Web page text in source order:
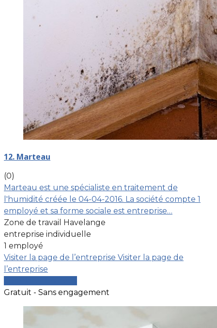
12. Marteau
(0)
Marteau est une spécialiste en traitement de
l'humidité créée le 04-04-2016. La société compte 1
employé et sa forme sociale est entreprise…
Zone de travail Havelange
entreprise individuelle
1 employé
Visiter la page de l’entreprise Visiter la page de
l’entreprise
Gratuit - Sans engagement